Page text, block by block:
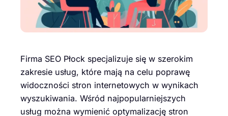
Firma SEO Płock specjalizuje się w szerokim
zakresie usług, które mają na celu poprawę
widoczności stron internetowych w wynikach
wyszukiwania. Wśród najpopularniejszych
usług można wymienić optymalizację stron